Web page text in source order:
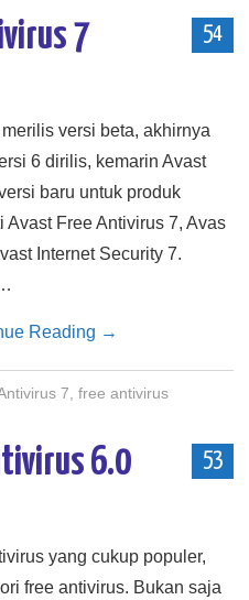
54
7
versi beta, akhirnya
6 dirilis, kemarin Avast
baru untuk produk
Free Antivirus 7, Avas
Internet Security 7.
Reading →
7 free antivirus
53
6.0
yang cukup populer,
free antivirus. Bukan saja